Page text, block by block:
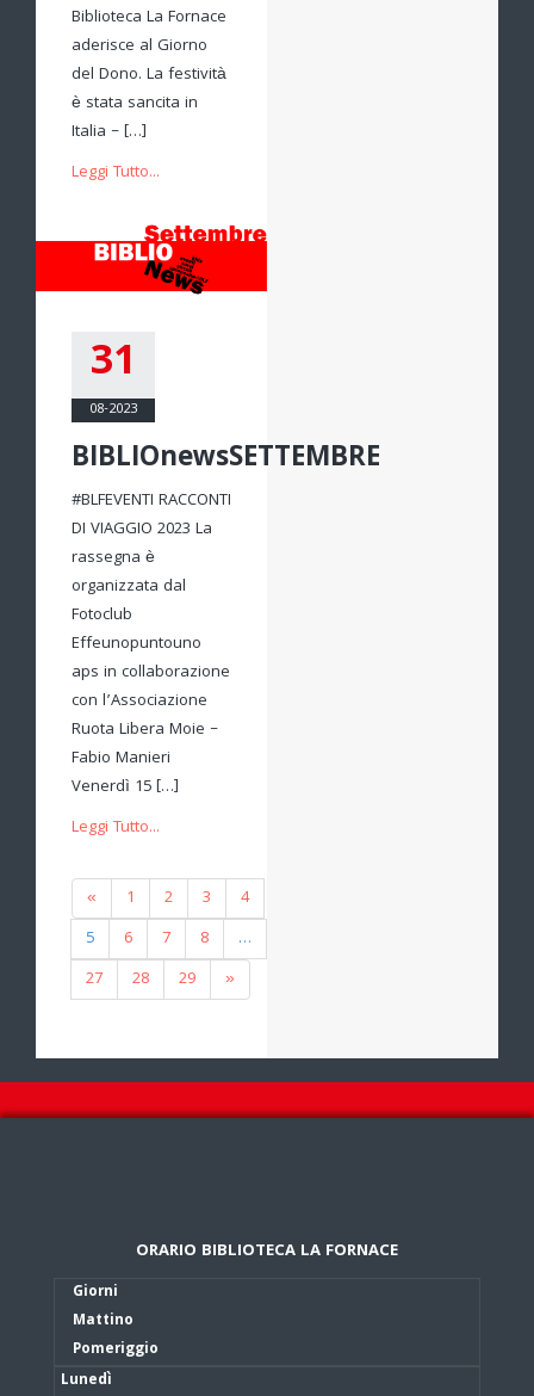
Biblioteca La Fornace
aderisce al Giorno
del Dono. La festività
è stata sancita in
Italia – […]
Leggi Tutto...
31
08-2023
BIBLIOnewsSETTEMBRE
#BLFEVENTI RACCONTI
DI VIAGGIO 2023 La
rassegna è
organizzata dal
Fotoclub
Effeunopuntouno
aps in collaborazione
con l’Associazione
Ruota Libera Moie –
Fabio Manieri
Venerdì 15 […]
Leggi Tutto...
« 1 2 3
4
5
6 7 8
…
27
28 29 »
ORARIO BIBLIOTECA LA FORNACE
Giorni
Mattino
Pomeriggio
Lunedì